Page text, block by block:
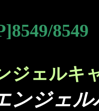
ジェルキ
ンジェ